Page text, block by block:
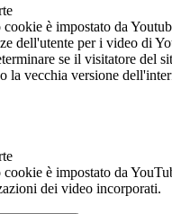
cookie è impostato da
dell'utente per i video di
se il visitatore del
la vecchia versione
cookie è impostato da
dei video incorporati.